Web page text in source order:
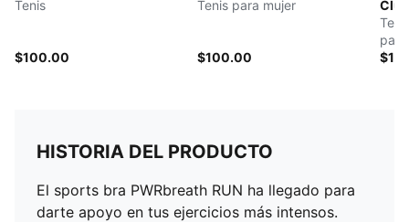
Tenis
$100.00
Tenis para mujer
$100.00
Club
HISTORIA DEL PRODUCTO
El sports bra PWRbreath RUN ha llegado para
darte apoyo en tus ejercicios más intensos.